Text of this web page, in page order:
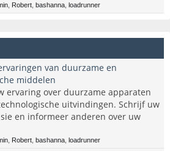
Robert bashanna loadrunner
van duurzame en
middelen
ervaring over duurzame apparaten
uitvindingen. Schrijf uw
en informeer anderen over uw
Robert bashanna loadrunner